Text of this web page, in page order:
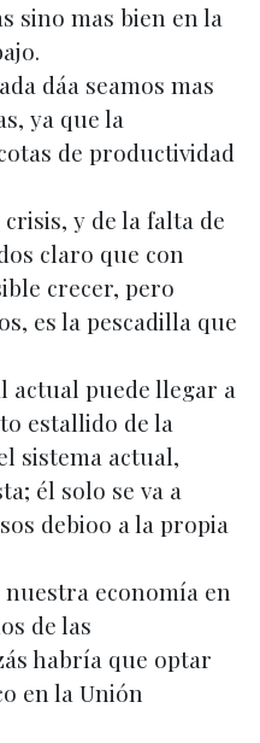
sino mas bien en la
dáa seamos mas
ya que la
de productividad
y de la falta de
claro que con
crecer, pero
es la pescadilla que
actual puede llegar a
estallido de la
sistema actual,
él solo se va a
debioo a la propia
economía en
de las
habría que optar
en la Unión